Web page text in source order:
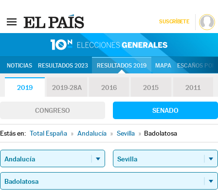
SUSCRÍBETE
NOTICIAS RESULTADOS 2023 RESULTADOS 2019 MAPA ESCAÑOS
2019 2019-28A 2016 2015 2011
CONGRESO SENADO
Estás en: Total España » Andalucía » Sevilla » Badolatosa